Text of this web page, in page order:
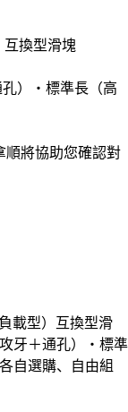
互換型滑塊
）・標準長（高
順將協助您確認對
載型）互換型滑
牙＋通孔）・標準
自選購、自由組